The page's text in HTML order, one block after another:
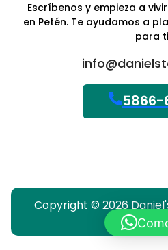
Escríbenos y empieza a
en Petén. Te ayudamos a
para
5866-
Copyright © 2026
Rights